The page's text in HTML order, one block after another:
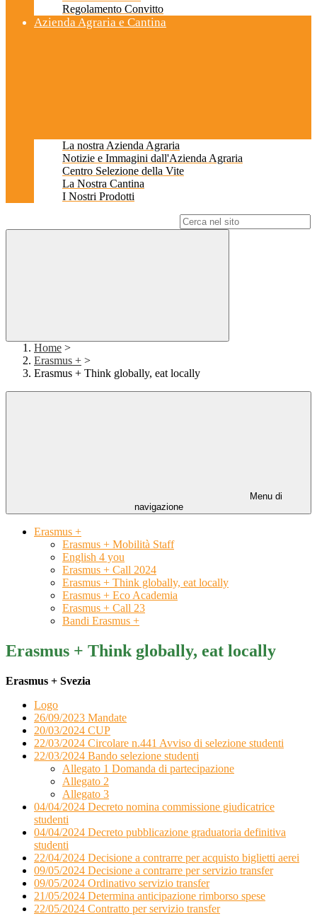
Regolamento Convitto
Azienda Agraria e Cantina
La nostra Azienda Agraria
Notizie e Immagini dall'Azienda Agraria
Centro Selezione della Vite
La Nostra Cantina
I Nostri Prodotti
Home >
Erasmus + >
Erasmus + Think globally, eat locally
Menu di
navigazione
Erasmus +
Erasmus + Mobilità Staff
English 4 you
Erasmus + Call 2024
Erasmus + Think globally, eat locally
Erasmus + Eco Academia
Erasmus + Call 23
Bandi Erasmus +
Erasmus + Think globally, eat locally
Erasmus + Svezia
Logo
26/09/2023 Mandate
20/03/2024 CUP
22/03/2024 Circolare n.441 Avviso di selezione studenti
22/03/2024 Bando selezione studenti
Allegato 1 Domanda di partecipazione
Allegato 2
Allegato 3
04/04/2024 Decreto nomina commissione giudicatrice
studenti
04/04/2024 Decreto pubblicazione graduatoria definitiva
studenti
22/04/2024 Decisione a contrarre per acquisto biglietti aerei
09/05/2024 Decisione a contrarre per servizio transfer
09/05/2024 Ordinativo servizio transfer
21/05/2024 Determina anticipazione rimborso spese
22/05/2024 Contratto per servizio transfer